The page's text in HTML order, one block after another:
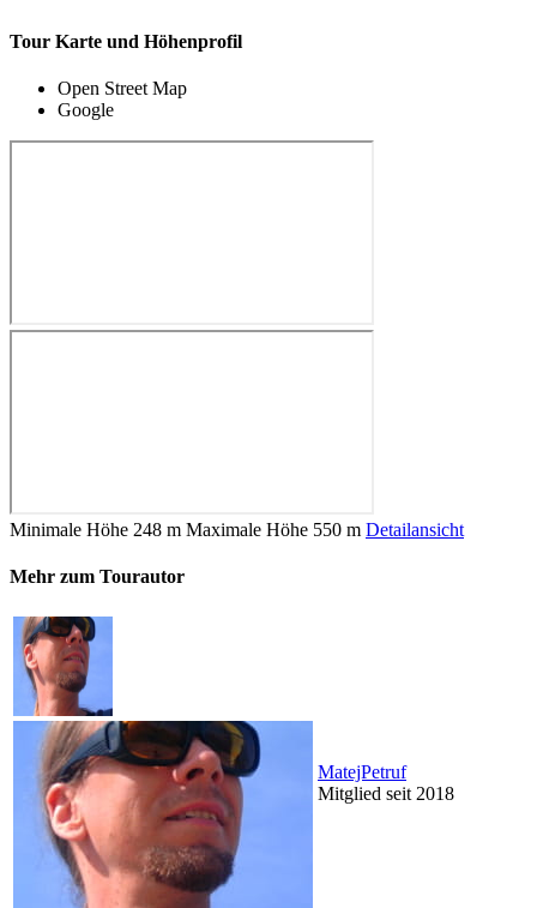
Tour Karte und Höhenprofil
Open Street Map
Google
Minimale Höhe 248 m Maximale Höhe 550 m Detailansicht
Mehr zum Tourautor
MatejPetruf
Mitglied seit 2018